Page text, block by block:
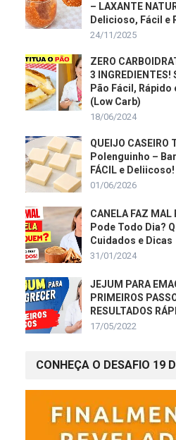
– LAXANTE
Delicioso, Fácil e
24/11/2025
ZERO
3
Pão Fácil, Rápido
(Low Carb)
18/06/2024
QUEIJO CASEIRO
Polenguinho –
FÁCIL e Deliicoso!
01/06/2026
CANELA FAZ MAL
Pode Todo Dia?
Cuidados e Dicas
31/01/2024
JEJUM PARA
PRIMEIROS
RESULTADOS
17/05/2022
CONHEÇA O DESAFIO 19